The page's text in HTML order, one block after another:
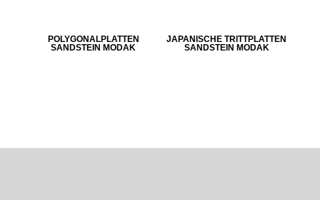
POLYGONALPLATTEN
SANDSTEIN MODAK
JAPANISCHE TRITTPLATTEN
SANDSTEIN MODAK